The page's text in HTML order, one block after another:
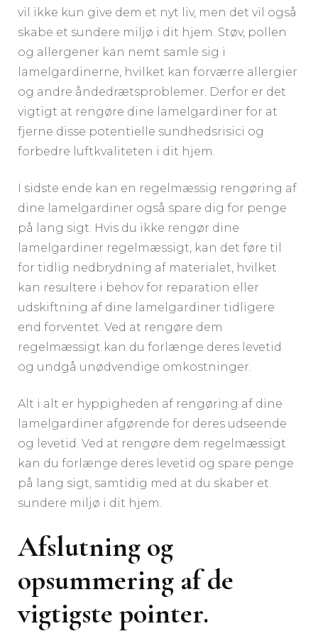
vil ikke kun give dem et nyt liv, men det vil også
skabe et sundere miljø i dit hjem. Støv, pollen
og allergener kan nemt samle sig i
lamelgardinerne, hvilket kan forværre allergier
og andre åndedrætsproblemer. Derfor er det
vigtigt at rengøre dine lamelgardiner for at
fjerne disse potentielle sundhedsrisici og
forbedre luftkvaliteten i dit hjem.
I sidste ende kan en regelmæssig rengøring af
dine lamelgardiner også spare dig for penge
på lang sigt. Hvis du ikke rengør dine
lamelgardiner regelmæssigt, kan det føre til
for tidlig nedbrydning af materialet, hvilket
kan resultere i behov for reparation eller
udskiftning af dine lamelgardiner tidligere
end forventet. Ved at rengøre dem
regelmæssigt kan du forlænge deres levetid
og undgå unødvendige omkostninger.
Alt i alt er hyppigheden af rengøring af dine
lamelgardiner afgørende for deres udseende
og levetid. Ved at rengøre dem regelmæssigt
kan du forlænge deres levetid og spare penge
på lang sigt, samtidig med at du skaber et
sundere miljø i dit hjem.
Afslutning og
opsummering af de
vigtigste pointer.